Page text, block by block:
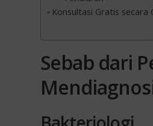
Konsultasi Gratis secara
Sebab dari